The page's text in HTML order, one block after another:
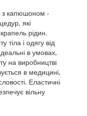
з капюшоном -
які
рідин.
тіла і одягу від
в умовах,
на виробництві
в медицині,
Еластичні
вільну